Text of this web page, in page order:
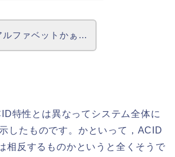
ルファベットかぁ…
特性とは異なってシステム全体に
したものです。かといって，ACID
相反するものかというと全くそうで